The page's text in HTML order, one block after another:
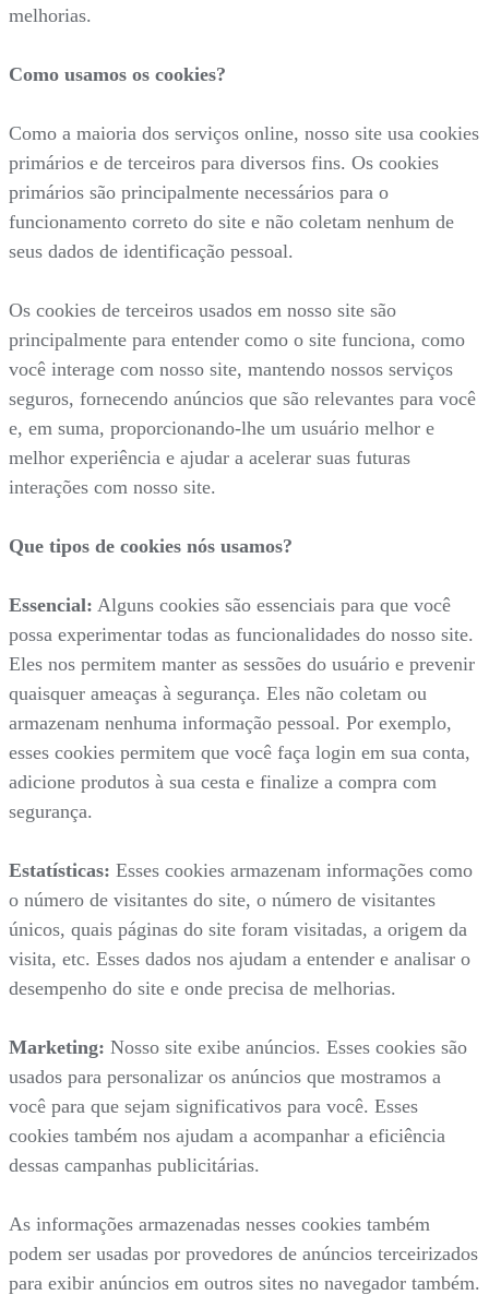
melhorias.
Como usamos os cookies?
Como a maioria dos serviços online, nosso site usa cookies
primários e de terceiros para diversos fins. Os cookies
primários são principalmente necessários para o
funcionamento correto do site e não coletam nenhum de
seus dados de identificação pessoal.
Os cookies de terceiros usados em nosso site são
principalmente para entender como o site funciona, como
você interage com nosso site, mantendo nossos serviços
seguros, fornecendo anúncios que são relevantes para você
e, em suma, proporcionando-lhe um usuário melhor e
melhor experiência e ajudar a acelerar suas futuras
interações com nosso site.
Que tipos de cookies nós usamos?
Essencial: Alguns cookies são essenciais para que você
possa experimentar todas as funcionalidades do nosso site.
Eles nos permitem manter as sessões do usuário e prevenir
quaisquer ameaças à segurança. Eles não coletam ou
armazenam nenhuma informação pessoal. Por exemplo,
esses cookies permitem que você faça login em sua conta,
adicione produtos à sua cesta e finalize a compra com
segurança.
Estatísticas: Esses cookies armazenam informações como
o número de visitantes do site, o número de visitantes
únicos, quais páginas do site foram visitadas, a origem da
visita, etc. Esses dados nos ajudam a entender e analisar o
desempenho do site e onde precisa de melhorias.
Marketing: Nosso site exibe anúncios. Esses cookies são
usados para personalizar os anúncios que mostramos a
você para que sejam significativos para você. Esses
cookies também nos ajudam a acompanhar a eficiência
dessas campanhas publicitárias.
As informações armazenadas nesses cookies também
podem ser usadas por provedores de anúncios terceirizados
para exibir anúncios em outros sites no navegador também.